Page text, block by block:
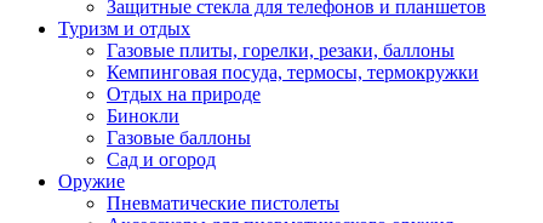
Защитные стекла для телефонов и планшетов
Туризм и отдых
Газовые плиты, горелки, резаки, баллоны
Кемпинговая посуда, термосы, термокружки
Отдых на природе
Бинокли
Газовые баллоны
Сад и огород
Оружие
Пневматические пистолеты